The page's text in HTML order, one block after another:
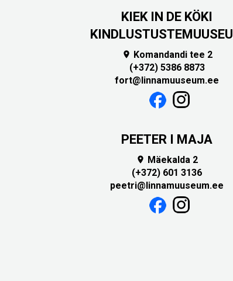
KIEK IN DE KÖKI
 Komandandi tee 2
(+372) 5386 8873
fort@linnamuuseum.ee
PEETER I MAJA
 Mäekalda 2
(+372) 601 3136
peetri@linnamuuseum.ee